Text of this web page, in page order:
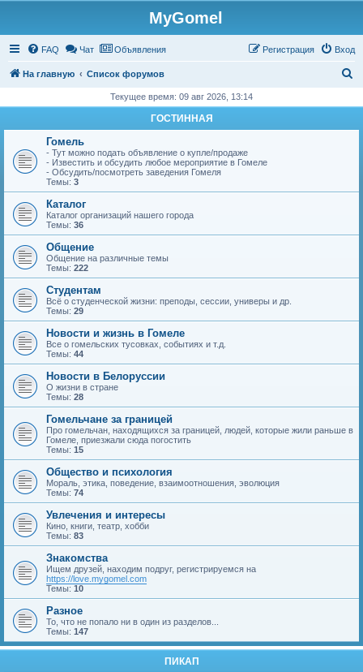
MyGomel
FAQ Чат Объявления Вход
Регистрация
На главную Список форумов
с
Текущее время: 09 авг 2026, 13:14
ГОСТИННАЯ
Гомель
- Тут можно подать объявление о купле/продаже
- Известить и обсудить любое мероприятие в Гомеле
- Обсудить/посмотреть заведения Гомеля
Темы: 3
Каталог
Каталог организаций нашего города
Темы: 36
Общение
Общение на различные темы
Темы: 222
Студентам
Всё о студенческой жизни: преподы, сессии, универы и др.
Темы: 29
Новости и жизнь в Гомеле
Все о гомельских тусовках, событиях и т.д.
Темы: 44
Новости в Белоруссии
О жизни в стране
Темы: 28
Гомельчане за границей
Про гомельчан, находящихся за границей, людей, которые жили раньше в
Гомеле, приезжали сюда погостить
Темы: 15
Общество и психология
Мораль, этика, поведение, взаимоотношения, эволюция
Темы: 74
Увлечения и интересы
Кино, книги, театр, хобби
Темы: 83
Знакомства
Ищем друзей, находим подруг, регистрируемся на
https://love.mygomel.com
Темы: 10
Разное
То, что не попало ни в один из разделов...
Темы: 147
ПИКАП